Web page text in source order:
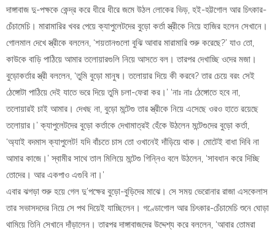
দাঙ্গাবাজ দু-পক্ষকে কেন্দ্র করে ধীরে ধীরে জমে উঠল লোকের ভিড়, হই-হট্টগোল আর চিৎকার-
চেঁচামেচি। মারামারির খবর পেয়ে ক্যাপুলেটদের বুড়ো কর্তা স্ত্রীকে নিয়ে হাজির হলেন সেখানে।
গোলমাল দেখে স্ত্রীকে বললেন, ‘শয়তানগুলো বুঝি আবার মারামারি শুরু করেছে?’ যাও তো,
কাউকে বাড়ি পাঠিয়ে আমার তলোয়ারগুলি নিয়ে আসতে বল। তারপর দেখাচ্ছি ওদের মজা।
বুড়োকর্তার স্ত্রী বললেন, ‘তুমি বুড়ো মানুষ। তলোয়ার দিয়ে কী করবে? তার চেয়ে বরং সেই
ঠেঙ্গোটা পাঠিয়ে দেই যাতে ভরে দিয়ে তুমি চলা-ফেরা কর।’ ‘নাঃ নাঃ ঠেঙ্গোতে হবে না,
তলোয়ারই চাই আমার। দেখছ না, বুড়ো মন্টেগু তার স্ত্রীকে নিয়ে এসেছে ওরও হাতে রয়েছে
তলোয়ার।’ ক্যাপুলেটদের বুড়ো কর্তাকে দেখামাত্রই হেঁকে উঠলেন মন্টেগুদের বুড়ো কর্তা,
‘অ্যাই বদমাস ক্যাপুলেট! যদি বাঁচতে চাস তো ওখানেই দাঁড়িয়ে থাক। মোটেই বাধা দিবি না
আমার কাজে।’ স্বামীর সাথে তাল মিলিয়ে মন্টেগু গিন্নিও বলে উঠলেন, ‘সাবধান করে দিচ্ছি
তোদের। আর একপাও এগুবি না।’
এবার ঝগড়া শুরু হয়ে গেল দু’পক্ষের বুড়ো-বুড়িদের মাঝে। সে সময় ভেরোনার রাজা এসকেলাস
তার সভাসদদের নিয়ে সে পথ দিয়েই যাচ্ছিলেন। গণ্ডোগোল আর চিৎকার-চেঁচামেচি শুনে ঘোড়া
থামিয়ে তিনি সেখানে দাঁড়ালেন। তারপর দাঙ্গাবাজদের উদ্দেশ্য করে বললেন, ‘আবার তোমরা